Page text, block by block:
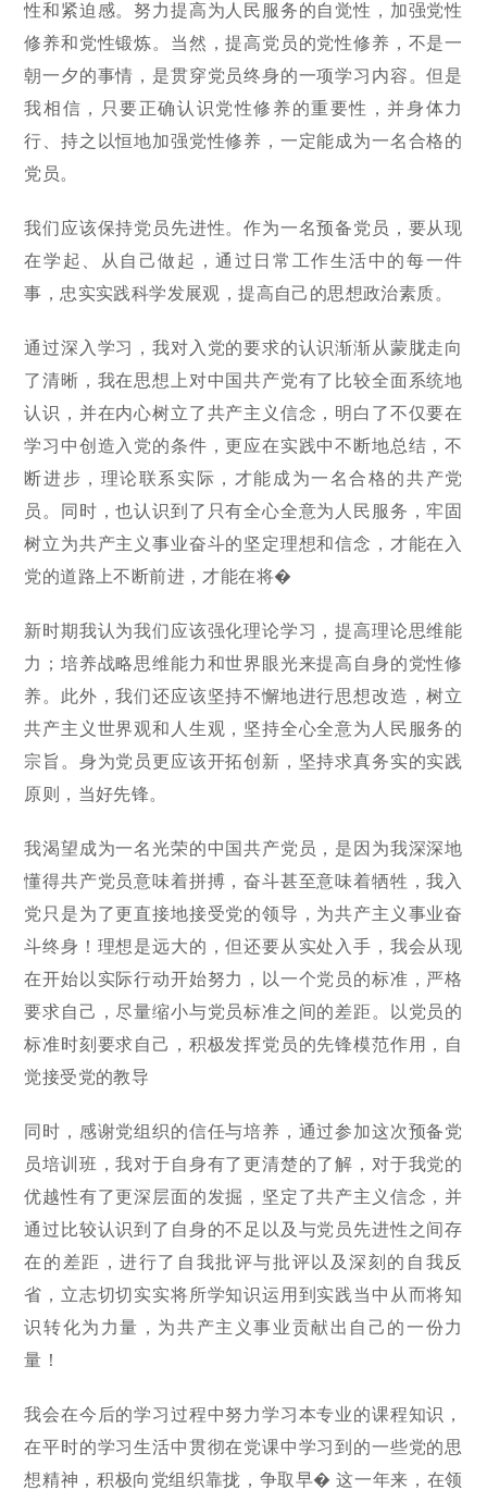
性和紧迫感。努力提高为人民服务的自觉性，加强党性
修养和党性锻炼。当然，提高党员的党性修养，不是一
朝一夕的事情，是贯穿党员终身的一项学习内容。但是
我相信，只要正确认识党性修养的重要性，并身体力
行、持之以恒地加强党性修养，一定能成为一名合格的
党员。
我们应该保持党员先进性。作为一名预备党员，要从现
在学起、从自己做起，通过日常工作生活中的每一件
事，忠实实践科学发展观，提高自己的思想政治素质。
通过深入学习，我对入党的要求的认识渐渐从蒙胧走向
了清晰，我在思想上对中国共产党有了比较全面系统地
认识，并在内心树立了共产主义信念，明白了不仅要在
学习中创造入党的条件，更应在实践中不断地总结，不
断进步，理论联系实际，才能成为一名合格的共产党
员。同时，也认识到了只有全心全意为人民服务，牢固
树立为共产主义事业奋斗的坚定理想和信念，才能在入
党的道路上不断前进，才能在将�
新时期我认为我们应该强化理论学习，提高理论思维能
力；培养战略思维能力和世界眼光来提高自身的党性修
养。此外，我们还应该坚持不懈地进行思想改造，树立
共产主义世界观和人生观，坚持全心全意为人民服务的
宗旨。身为党员更应该开拓创新，坚持求真务实的实践
原则，当好先锋。
我渴望成为一名光荣的中国共产党员，是因为我深深地
懂得共产党员意味着拼搏，奋斗甚至意味着牺牲，我入
党只是为了更直接地接受党的领导，为共产主义事业奋
斗终身！理想是远大的，但还要从实处入手，我会从现
在开始以实际行动开始努力，以一个党员的标准，严格
要求自己，尽量缩小与党员标准之间的差距。以党员的
标准时刻要求自己，积极发挥党员的先锋模范作用，自
觉接受党的教导
同时，感谢党组织的信任与培养，通过参加这次预备党
员培训班，我对于自身有了更清楚的了解，对于我党的
优越性有了更深层面的发掘，坚定了共产主义信念，并
通过比较认识到了自身的不足以及与党员先进性之间存
在的差距，进行了自我批评与批评以及深刻的自我反
省，立志切切实实将所学知识运用到实践当中从而将知
识转化为力量，为共产主义事业贡献出自己的一份力
量！
我会在今后的学习过程中努力学习本专业的课程知识，
在平时的学习生活中贯彻在党课中学习到的一些党的思
想精神，积极向党组织靠拢，争取早� 这一年来，在领